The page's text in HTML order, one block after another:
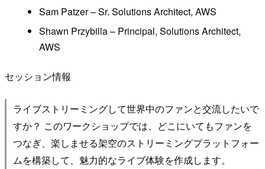
Sam Patzer – Sr. Solutions Architect, AWS
Shawn Przybilla – Principal, Solutions Architect,
AWS
セッション情報
ライブストリーミングして世界中のファンと交流したいで
すか？ このワークショップでは、どこにいてもファンを
つなぎ、楽しませる架空のストリーミングプラットフォー
ムを構築して、魅力的なライブ体験を作成します。